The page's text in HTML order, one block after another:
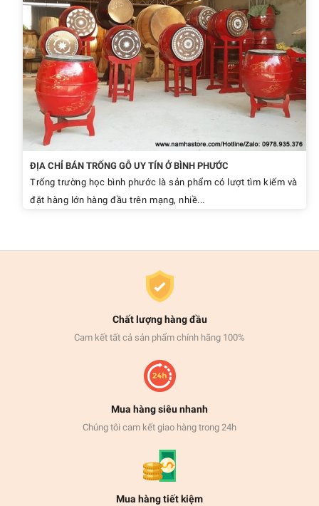
ĐỊA CHỈ BÁN TRỐNG GỖ UY TÍN Ở BÌNH PHƯỚC
Trống trường học bình phước là sản phẩm có lượt tìm kiếm và
đặt hàng lớn hàng đầu trên mạng, nhiề...
Chất lượng hàng đầu
Cam kết tất cả sản phẩm chính hãng 100%
Mua hàng siêu nhanh
Chúng tôi cam kết giao hàng trong 24h
Mua hàng tiết kiệm